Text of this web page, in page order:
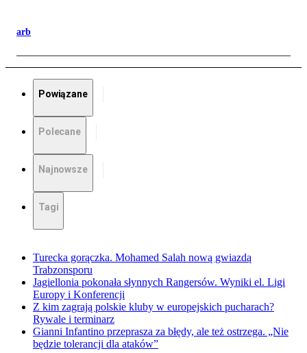
arb
Powiązane
Polecane
Najnowsze
Tagi
Turecka gorączka. Mohamed Salah nową gwiazdą
Trabzonsporu
Jagiellonia pokonała słynnych Rangersów. Wyniki el. Ligi
Europy i Konferencji
Z kim zagrają polskie kluby w europejskich pucharach?
Rywale i terminarz
Gianni Infantino przeprasza za błędy, ale też ostrzega. „Nie
będzie tolerancji dla ataków”